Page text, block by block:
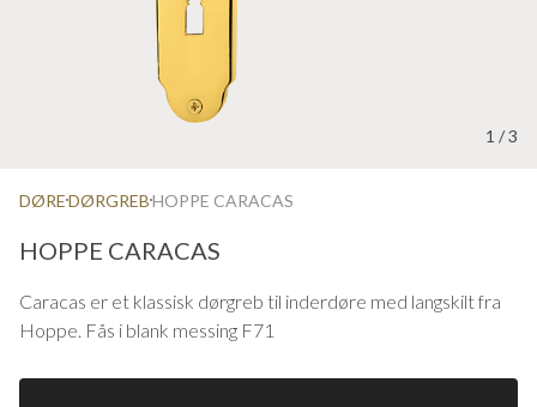
1 /3
DØREDØRGREBHOPPE CARACAS
HOPPE CARACAS
Caracas er et klassisk dørgreb til inderdøre med langskilt fra
Hoppe. Fås i blank messing F71